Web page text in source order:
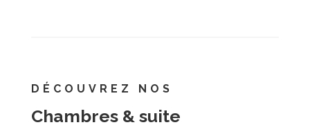
DÉCOUVREZ NOS
Chambres & suite